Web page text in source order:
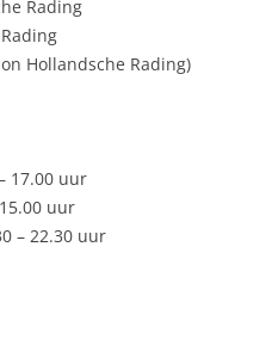
Rading
Hollandsche Rading)
17.00 uur
uur
– 22.30 uur